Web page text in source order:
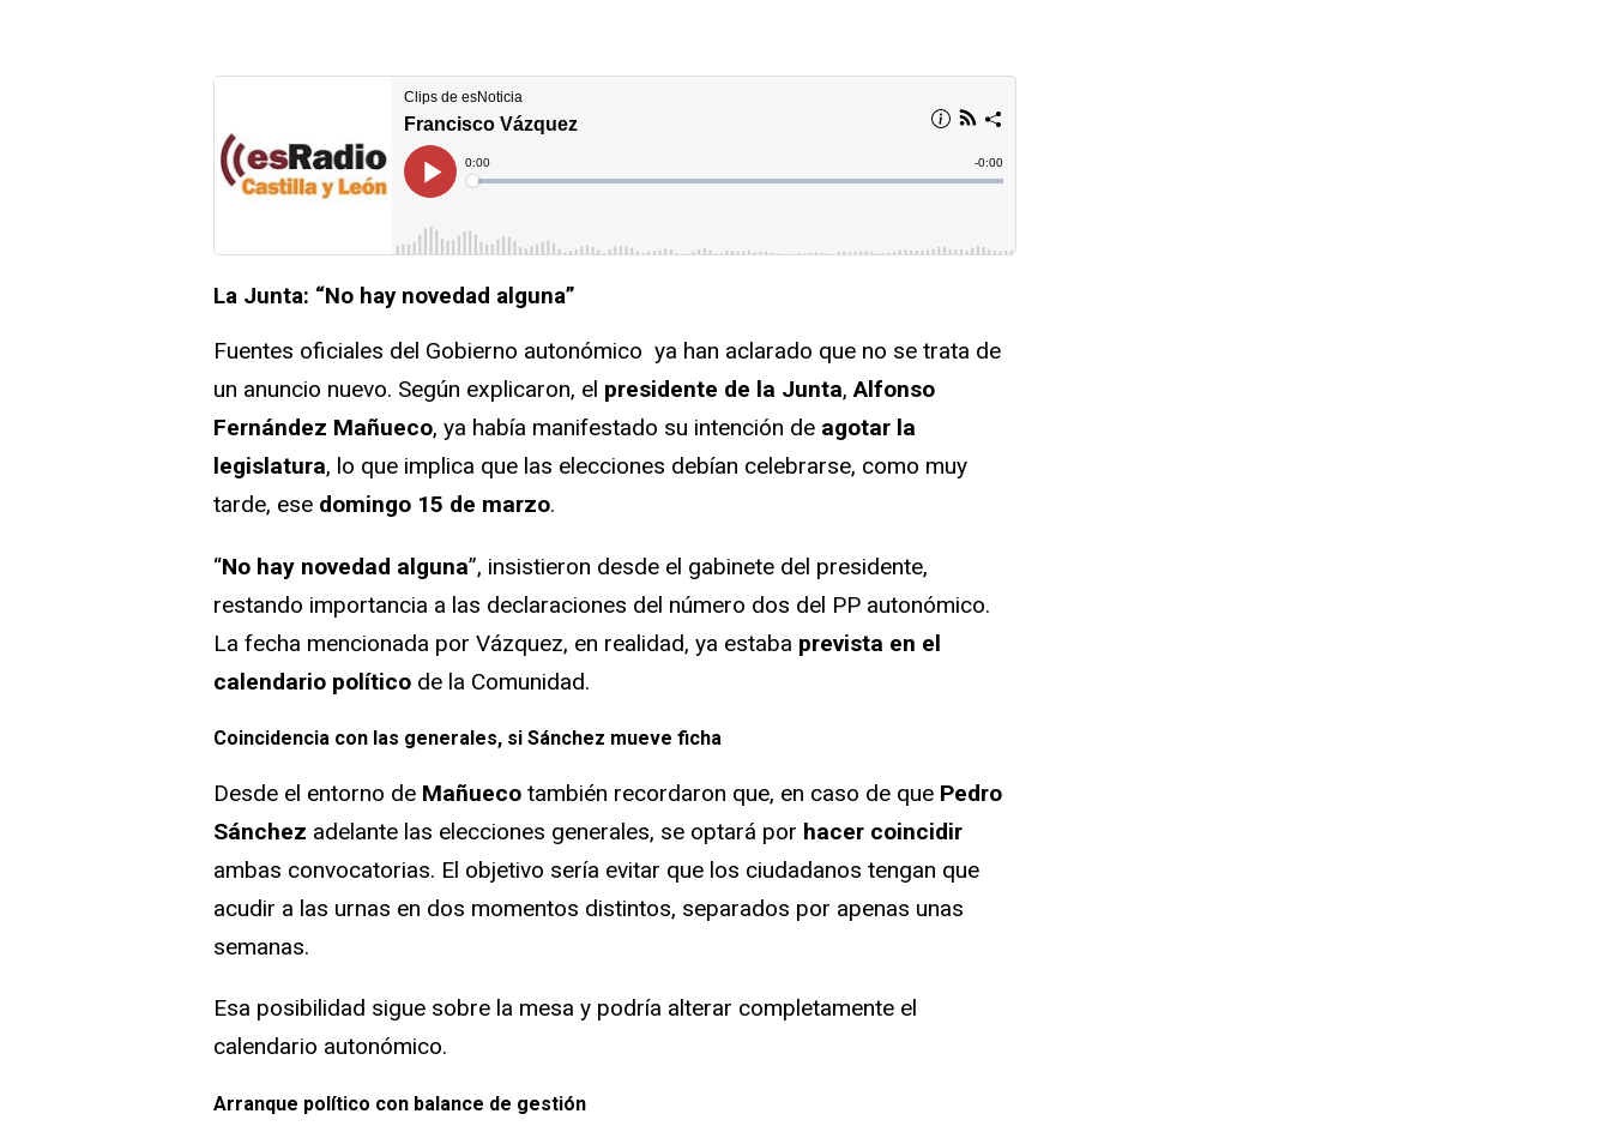
La Junta: “No hay novedad alguna”
Fuentes oficiales del Gobierno autonómico ya han aclarado que no se trata de
un anuncio nuevo. Según explicaron, el presidente de la Junta,Alfonso
Fernández Mañueco, ya había manifestado su intención de agotar la
legislatura, lo que implica que las elecciones debían celebrarse, como muy
tarde, ese domingo 15 de marzo.
“No hay novedad alguna”, insistieron desde el gabinete del presidente,
restando importancia a las declaraciones del número dos del PP autonómico.
La fecha mencionada por Vázquez, en realidad, ya estaba prevista en el
calendario político de la Comunidad.
Coincidencia con las generales, si Sánchez mueve ficha
Desde el entorno de Mañueco también recordaron que, en caso de que Pedro
Sánchez adelante las elecciones generales, se optará por hacer coincidir
ambas convocatorias. El objetivo sería evitar que los ciudadanos tengan que
acudir a las urnas en dos momentos distintos, separados por apenas unas
semanas.
Esa posibilidad sigue sobre la mesa y podría alterar completamente el
calendario autonómico.
Arranque político con balance de gestión